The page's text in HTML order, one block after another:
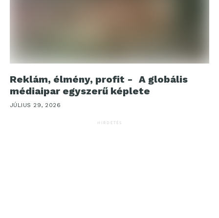
Reklám, élmény, profit - A globális
médiaipar egyszerű képlete
JÚLIUS 29, 2026
HIRDETÉS